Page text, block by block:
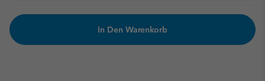
In Den Warenkorb